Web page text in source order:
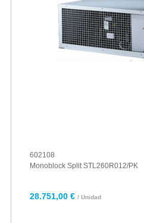
602108
Monoblock Split STL260R012/PK
28.751,00 € / Unidad